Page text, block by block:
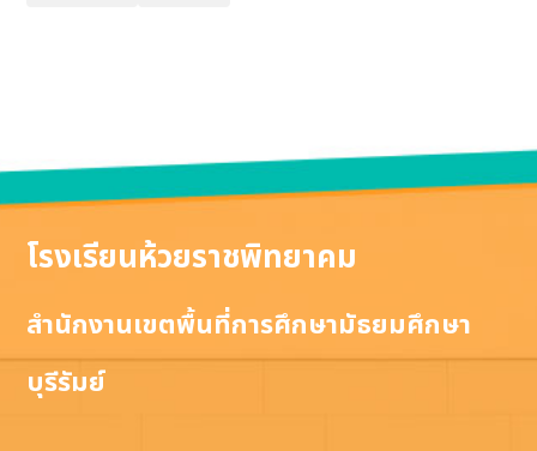
โรงเรียนห้วยราชพิทยาคม
สำนักงานเขตพื้นที่การศึกษามัธยมศึกษา
บุรีรัมย์